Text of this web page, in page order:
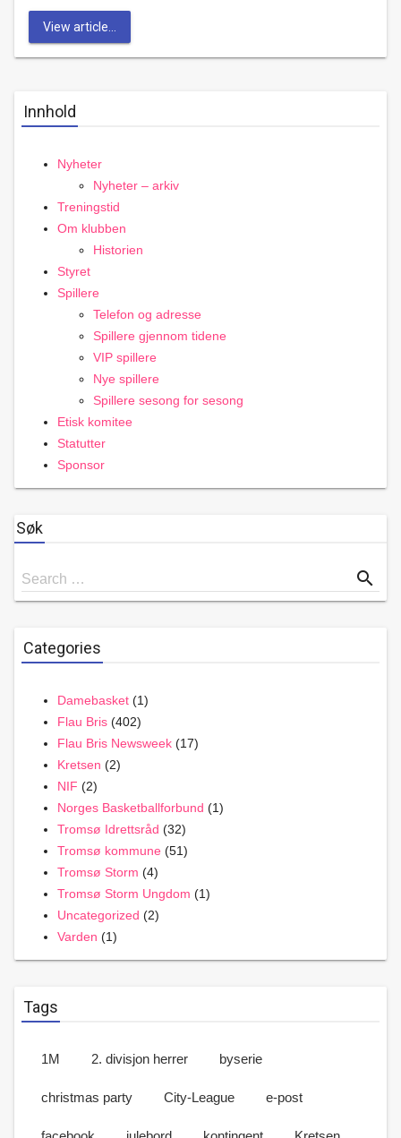
View article...
Innhold
Nyheter
Nyheter – arkiv
Treningstid
Om klubben
Historien
Styret
Spillere
Telefon og adresse
Spillere gjennom tidene
VIP spillere
Nye spillere
Spillere sesong for sesong
Etisk komitee
Statutter
Sponsor
Søk
Search
for
Search … search
Categories
Damebasket (1)
Flau Bris (402)
Flau Bris Newsweek (17)
Kretsen (2)
NIF (2)
Norges Basketballforbund (1)
Tromsø Idrettsråd (32)
Tromsø kommune (51)
Tromsø Storm (4)
Tromsø Storm Ungdom (1)
Uncategorized (2)
Varden (1)
Tags
1M 2. divisjon herrer byserie
christmas party City-League e-post